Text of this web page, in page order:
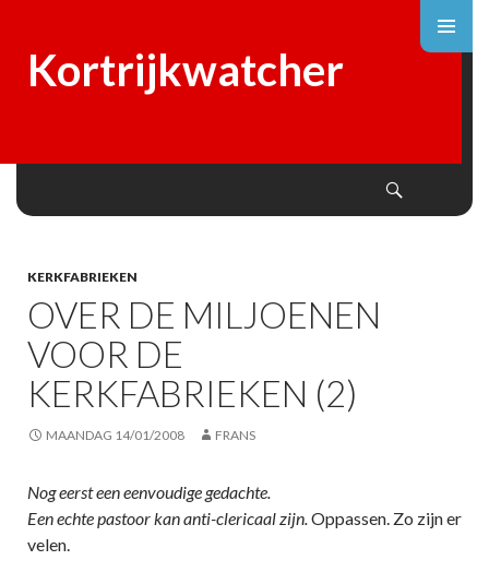
Kortrijkwatcher
KERKFABRIEKEN
OVER DE MILJOENEN
VOOR DE
KERKFABRIEKEN (2)
MAANDAG 14/01/2008 FRANS
Nog eerst een eenvoudige gedachte.
Een echte pastoor kan anti-clericaal zijn.Oppassen. Zo zijn er
velen.